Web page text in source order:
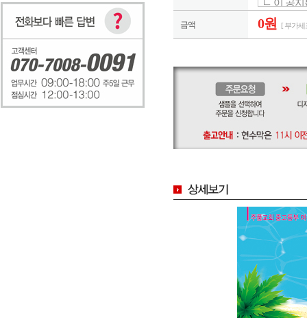
금액 0원 [ 부가세